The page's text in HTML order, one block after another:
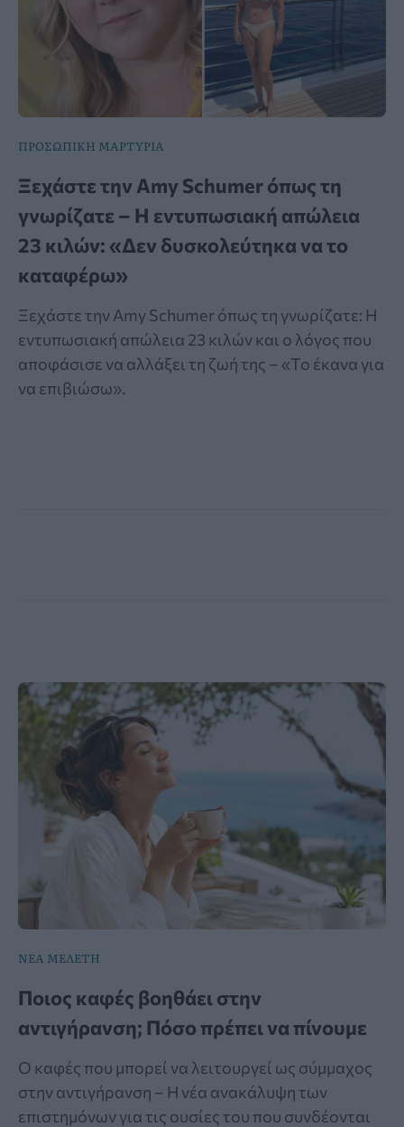
ΠΡΟΣΩΠΙΚΗ ΜΑΡΤΥΡΙΑ
Ξεχάστε την Amy Schumer όπως τη
γνωρίζατε – Η εντυπωσιακή απώλεια
23 κιλών: «Δεν δυσκολεύτηκα να το
καταφέρω»
Ξεχάστε την Amy Schumer όπως τη γνωρίζατε: Η
εντυπωσιακή απώλεια 23 κιλών και ο λόγος που
αποφάσισε να αλλάξει τη ζωή της – «Το έκανα για
να επιβιώσω».
ΝΕΑ ΜΕΛΕΤΗ
Ποιος καφές βοηθάει στην
αντιγήρανση; Πόσο πρέπει να πίνουμε
Ο καφές που μπορεί να λειτουργεί ως σύμμαχος
στην αντιγήρανση – Η νέα ανακάλυψη των
επιστημόνων για τις ουσίες του που συνδέονται